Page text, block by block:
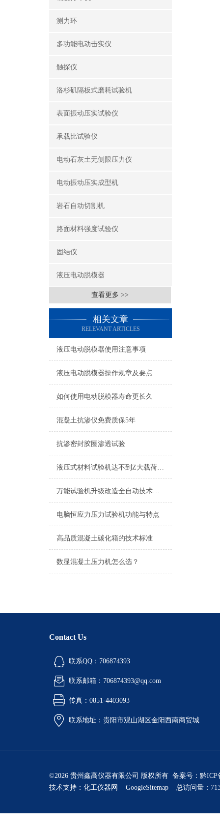
测力环
多功能电动击实仪
触探仪
洛杉矶隔板式磨耗试验机
表面振动压实试验仪
承载比试验仪
电动石灰土无侧限压力仪
电动振动压实成型机
岩石自动切割机
路面材料强度试验仪
固结仪
液压电动脱模器
查看更多 >>
相关文章
RELEVANT ARTICLES
液压电动脱模器使用注意事项
液压电动脱模器操作规章及要点
如何使用电动脱模器寿命更长久
混凝土抗渗仪免费质保5年
抗渗密封胶圈渗透试验
液压式材料试验机达不到Z大载荷的故障原因及排除
万能试验机升级改造全自动技术方案
电脑恒应力压力试验机功能与特点
高品质混凝土碳化箱的技术标准
数显混凝土压力机怎么选？
Contact Us
联系QQ：706874393
联系邮箱：706874393@qq.com
传真：0851-4403093
联系地址：贵阳市观山湖区金阳西南商贸城
©2026 贵州鑫高仪器有限公司 版权所有 备案号： 黔ICP
技术支持： 化工仪器网 GoogleSitemap 总访问量：